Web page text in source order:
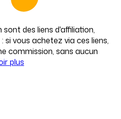
sont des liens d'affiliation,
vous achetez via ces liens,
commission, sans aucun
plus